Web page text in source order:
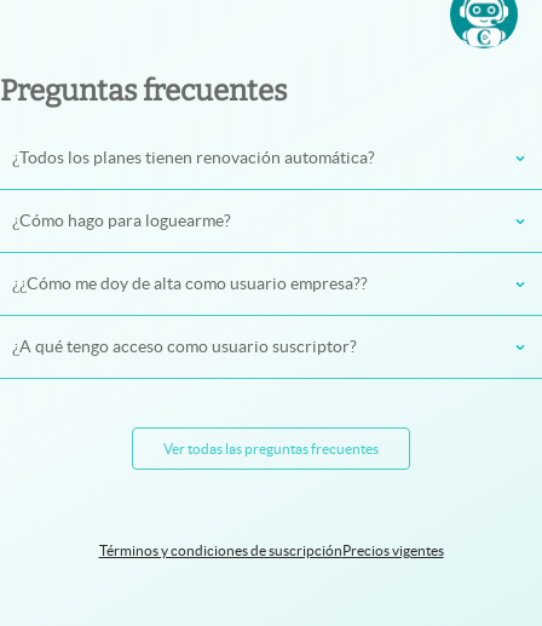
Preguntas frecuentes
¿Todos los planes tienen renovación automática?
¿Cómo hago para loguearme?
¿¿Cómo me doy de alta como usuario empresa??
¿A qué tengo acceso como usuario suscriptor?
Ver todas las preguntas frecuentes
Términos y condiciones de suscripción Precios vigentes